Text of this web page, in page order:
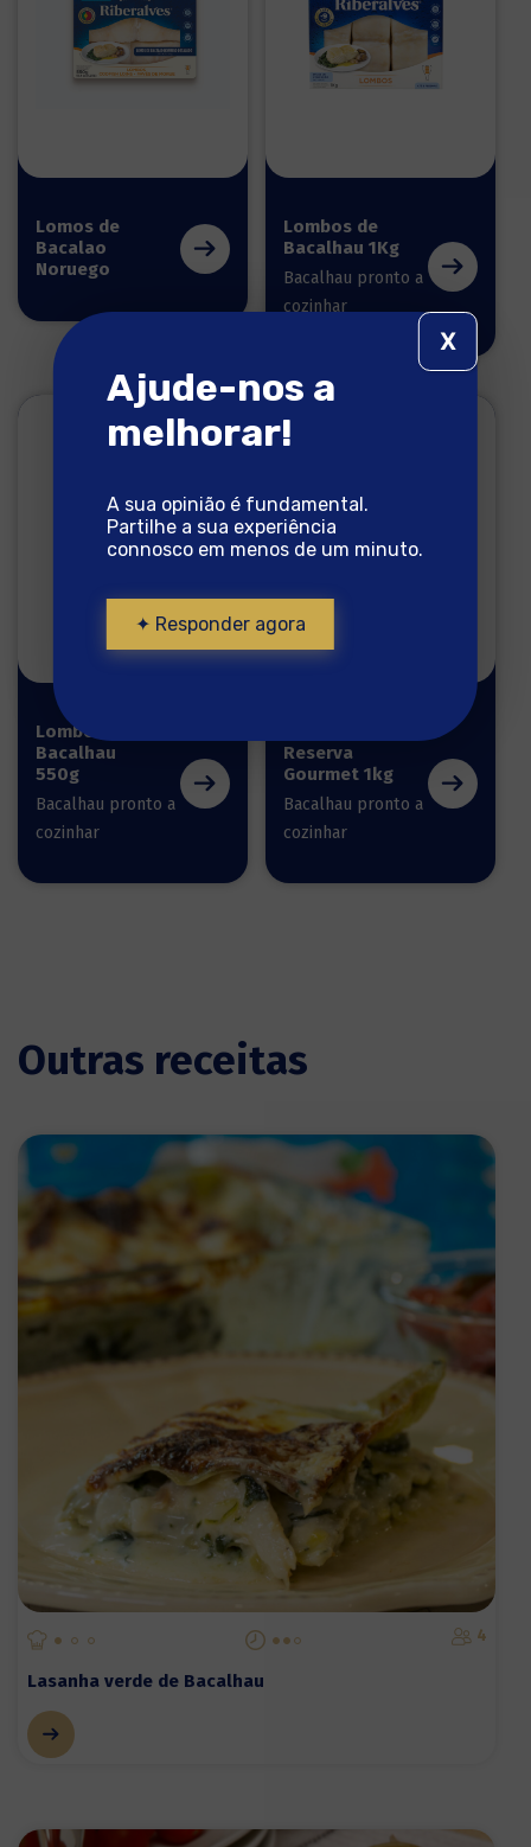
Lomos de
Bacalao
Noruego
Lombos de
Bacalhau 1Kg
Bacalhau pronto a
cozinhar
Lombos de
Bacalhau
550g
Bacalhau pronto a
cozinhar
Reserva
Gourmet 1kg
Bacalhau pronto a
cozinhar
Outras receitas
4
Lasanha verde de Bacalhau
Ajude-nos a
melhorar!
A sua opinião é fundamental.
Partilhe a sua experiência
connosco em menos de um minuto.
✦ Responder agora
X